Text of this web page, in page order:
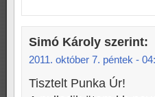
Simó Károly szerint:
2011. október 7. péntek -
Tisztelt Punka Úr!